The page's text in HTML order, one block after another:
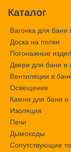
Каталог
Вагонка для бани
Доска на полки
Погонажные
Двери для бани и
Вентиляции в
Освещение
Камни для бани и
Изоляция
Печи
Дымоходы
Сопутствующие